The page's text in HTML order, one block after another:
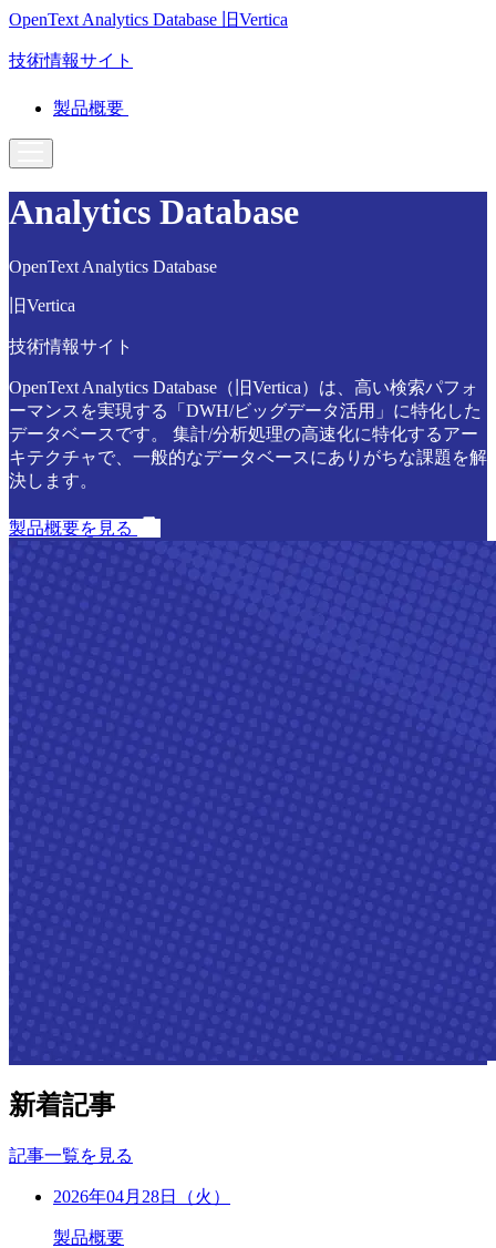
OpenText Analytics Database 旧Vertica
技術情報サイト
製品概要
Analytics Database
OpenText Analytics Database
旧Vertica
技術情報サイト
OpenText Analytics Database（旧Vertica）は、高い検索パフォ
ーマンスを実現する「DWH/ビッグデータ活用」に特化した
データベースです。 集計/分析処理の高速化に特化するアー
キテクチャで、一般的なデータベースにありがちな課題を解
決します。
製品概要を見る
新着記事
記事一覧を見る
2026年04月28日（火）
製品概要